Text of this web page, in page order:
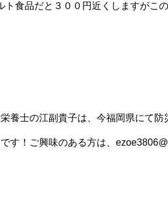
ト食品だと３００円近くしますがこ
養士の江副貴子は、今福岡県にて
す！ご興味のある方は、